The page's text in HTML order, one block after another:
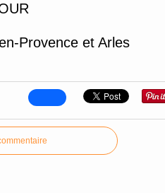
Provence et Arles